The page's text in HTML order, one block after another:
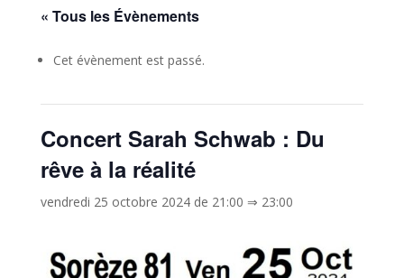
« Tous les Évènements
Cet évènement est passé.
Concert Sarah Schwab : Du
rêve à la réalité
vendredi 25 octobre 2024 de 21:00 ⇒ 23:00